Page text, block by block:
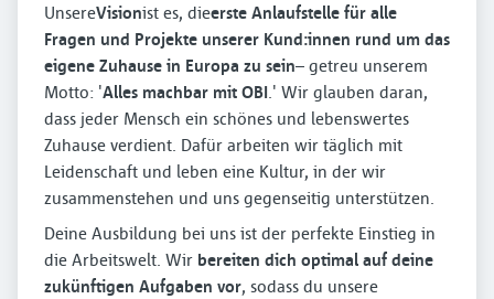
UnsereVisionist es, dieerste Anlaufstelle für alle
Fragen und Projekte unserer Kund:innen rund um das
eigene Zuhause in Europa zu sein– getreu unserem
Motto: 'Alles machbar mit OBI.' Wir glauben daran,
dass jeder Mensch ein schönes und lebenswertes
Zuhause verdient. Dafür arbeiten wir täglich mit
Leidenschaft und leben eine Kultur, in der wir
zusammenstehen und uns gegenseitig unterstützen.
Deine Ausbildung bei uns ist der perfekte Einstieg in
die Arbeitswelt. Wir bereiten dich optimal auf deine
zukünftigen Aufgaben vor, sodass du unsere